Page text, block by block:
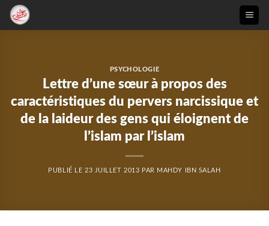
Passer
PSYCHOLOGIE
Lettre d’une sœur à propos des
caractéristiques du pervers narcissique et
de la laideur des gens qui éloignent de
l’islam par l’islam
PUBLIÉ LE 23 JUILLET 2013 PAR MAHDY IBN SALAH